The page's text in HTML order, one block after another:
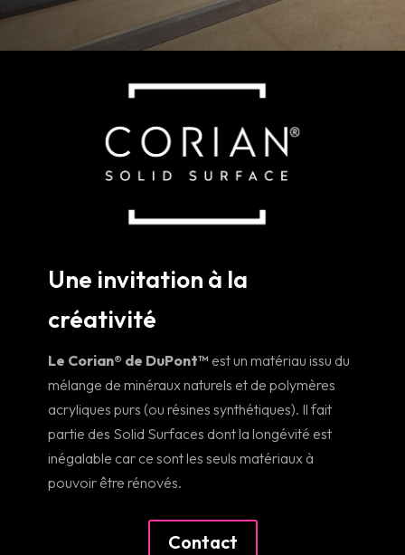
Une invitation à la
créativité
Le Corian® de DuPont™ est un matériau issu du
mélange de minéraux naturels et de polymères
acryliques purs (ou résines synthétiques). Il fait
partie des Solid Surfaces dont la longévité est
inégalable car ce sont les seuls matériaux à
pouvoir être rénovés.
Contact